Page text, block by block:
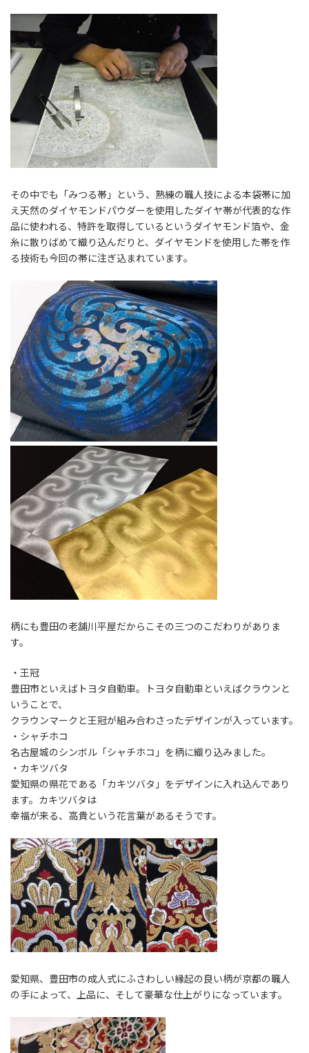
その中でも「みつる帯」という、熟練の職人技による本袋帯に加
え天然のダイヤモンドパウダーを使用したダイヤ帯が代表的な作
品に使われる、特許を取得しているというダイヤモンド箔や、金
糸に散りばめて織り込んだりと、ダイヤモンドを使用した帯を作
る技術も今回の帯に注ぎ込まれています。
柄にも豊田の老舗川平屋だからこその三つのこだわりがありま
す。
・王冠
豊田市といえばトヨタ自動車。トヨタ自動車といえばクラウンと
いうことで、
クラウンマークと王冠が組み合わさったデザインが入っています。
・シャチホコ
名古屋城のシンボル「シャチホコ」を柄に織り込みました。
・カキツバタ
愛知県の県花である「カキツバタ」をデザインに入れ込んであり
ます。カキツバタは
幸福が来る、高貴という花言葉があるそうです。
愛知県、豊田市の成人式にふさわしい縁起の良い柄が京都の職人
の手によって、上品に、そして豪華な仕上がりになっています。